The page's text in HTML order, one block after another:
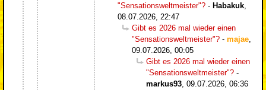
"Sensationsweltmeister"? - Habakuk,
08.07.2026, 22:47
Gibt es 2026 mal wieder einen
"Sensationsweltmeister"? - majae,
09.07.2026, 00:05
Gibt es 2026 mal wieder einen
"Sensationsweltmeister"? -
markus93, 09.07.2026, 06:36